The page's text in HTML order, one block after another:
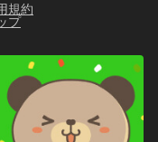
規約
プ